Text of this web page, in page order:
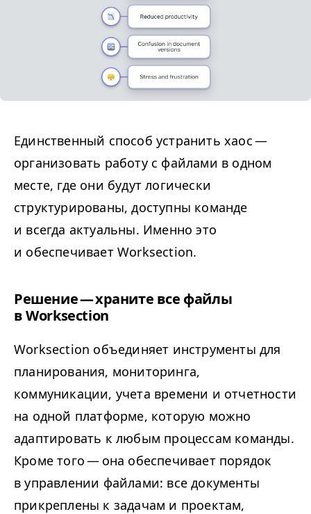
Единственный способ устранить хаос —
организовать работу с файлами в одном
месте, где они будут логически
структурированы, доступны команде
и всегда актуальны. Именно это
и обеспечивает Worksection.
Решение — храните все файлы
в Worksection
Work­sec­tion объединяет инструменты для
планирования, мониторинга,
коммуникации, учета времени и отчетности
на одной платформе, которую можно
адаптировать к любым процессам команды.
Кроме того — она обеспечивает порядок
в управлении файлами: все документы
прикреплены к задачам и проектам,